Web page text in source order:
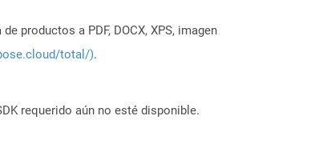
productos a PDF, DOCX, XPS, imagen
total/).
requerido aún no esté disponible.